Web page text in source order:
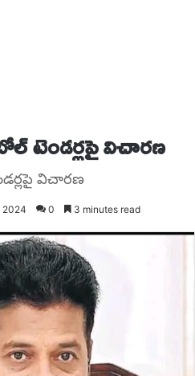
టెండర్లపై విచారణ
విచారణ
2024 0 3 minutes read